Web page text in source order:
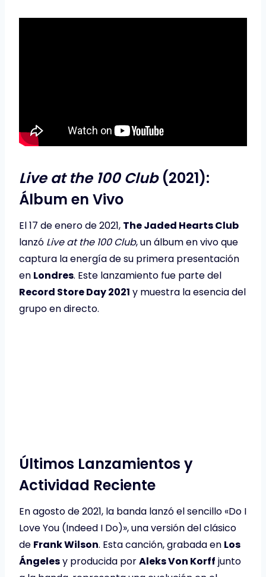
Live at the 100 Club(2021):
Álbum en Vivo
El 17 de enero de 2021, The Jaded Hearts Club
lanzó Live at the 100 Club, un álbum en vivo que
captura la energía de su primera presentación
en Londres. Este lanzamiento fue parte del
Record Store Day 2021 y muestra la esencia del
grupo en directo. ​
Últimos Lanzamientos y
Actividad Reciente
En agosto de 2021, la banda lanzó el sencillo «Do I
Love You (Indeed I Do)», una versión del clásico
de Frank Wilson. Esta canción, grabada en Los
Ángelesy producida porAleks Von Korff junto